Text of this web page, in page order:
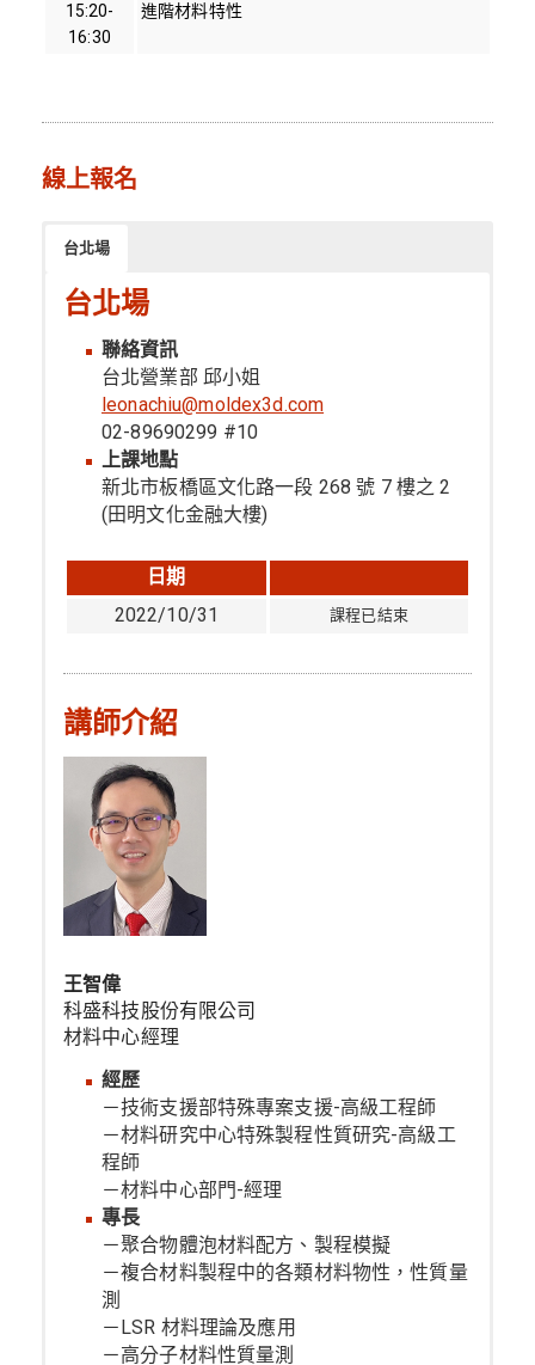
15:20-
16:30
進階材料特性
線上報名
台北場
台北場
聯絡資訊
台北營業部 邱小姐
leonachiu@moldex3d.com
02-89690299 #10
上課地點
新北市板橋區文化路一段 268 號 7 樓之 2
(田明文化金融大樓)
日期
2022/10/31
課程已結束
講師介紹
王智偉
科盛科技股份有限公司
材料中心經理
經歷
－技術支援部特殊專案支援-高級工程師
－材料研究中心特殊製程性質研究-高級工
程師
－材料中心部門-經理
專長
－聚合物體泡材料配方、製程模擬
－複合材料製程中的各類材料物性，性質量
測
－LSR 材料理論及應用
－高分子材料性質量測